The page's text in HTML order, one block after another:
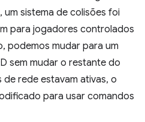
, um sistema de colisões foi
para jogadores controlados
podemos mudar para um
sem mudar o restante do
rede estavam ativas, o
para usar comandos